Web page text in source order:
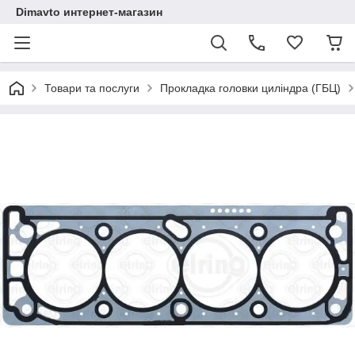
Dimavto интернет-магазин
Товари та послуги Прокладка головки циліндра (ГБЦ)